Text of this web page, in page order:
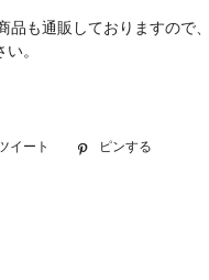
も通販しておりますので、
。
イート
Twitter ピンする